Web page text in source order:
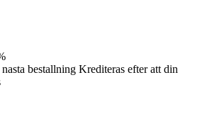
bestallning Krediteras efter att din